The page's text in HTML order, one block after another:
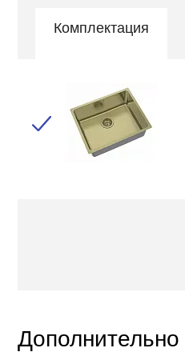
Комплектация
Дополнительно